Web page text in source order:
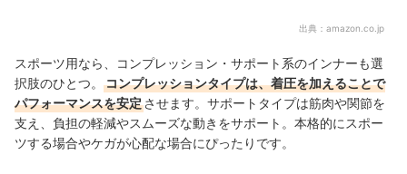
出典： amazon.co.jp
スポーツ用なら、コンプレッション・サポート系のインナーも選
択肢のひとつ。
コンプレッションタイプは、着圧を加えることで
パフォーマンスを安定させます。サポートタイプは筋肉や関節を
支え、負担の軽減やスムーズな動きをサポート。本格的にスポー
ツする場合やケガが心配な場合にぴったりです。